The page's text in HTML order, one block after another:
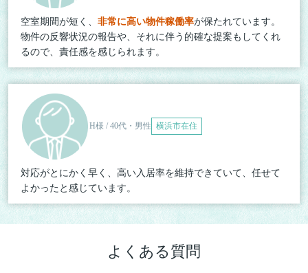
空室期間が短く、 非常に高い物件稼働率が保たれています。
物件の反響状況の報告や、それに伴う的確な提案もしてくれ
るので、責任感を感じられます。
H様 / 40代・男性 横浜市在住
対応がとにかく早く、高い入居率を維持できていて、任せて
よかったと感じています。
よくある質問